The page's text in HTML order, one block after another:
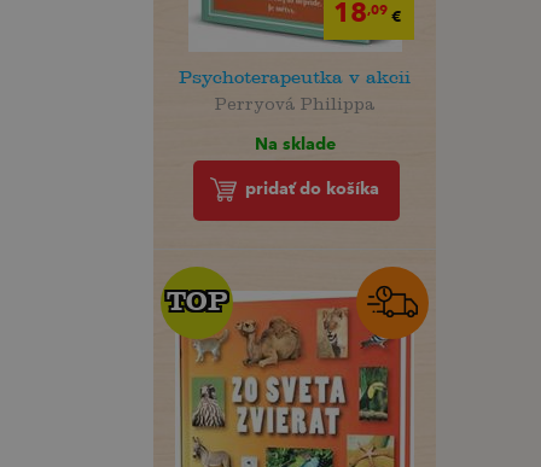
18,09 €
Psychoterapeutka v akcii
Perryová Philippa
Na sklade
pridať do košíka
TOP
TOP